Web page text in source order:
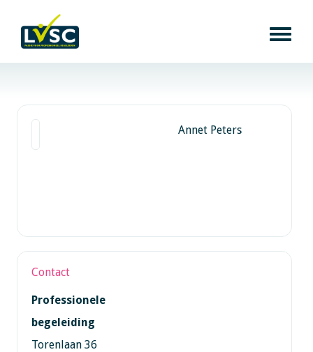
Annet Peters
Contact
Professionele
begeleiding
Torenlaan 36